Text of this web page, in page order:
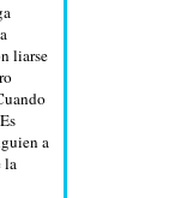
liarse
a
la